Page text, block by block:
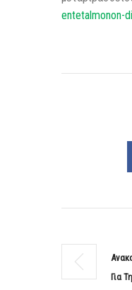
entetalmonon-
Για